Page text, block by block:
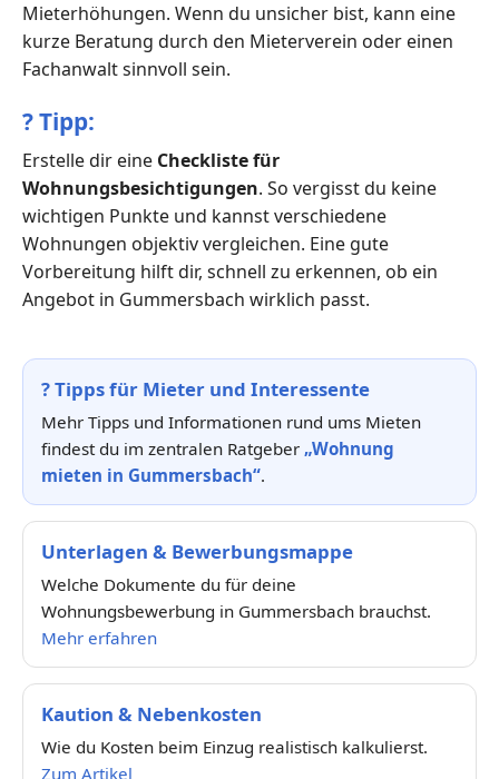
Mieterhöhungen. Wenn du unsicher bist, kann eine
kurze Beratung durch den Mieterverein oder einen
Fachanwalt sinnvoll sein.
?Tipp:
Erstelle dir eine Checkliste für
Wohnungsbesichtigungen. So vergisst du keine
wichtigen Punkte und kannst verschiedene
Wohnungen objektiv vergleichen. Eine gute
Vorbereitung hilft dir, schnell zu erkennen, ob ein
Angebot in Gummersbach wirklich passt.
?Tipps für Mieter und Interessente
Mehr Tipps und Informationen rund ums Mieten
findest du im zentralen Ratgeber „Wohnung
mieten in Gummersbach“.
Unterlagen & Bewerbungsmappe
Welche Dokumente du für deine
Wohnungsbewerbung in Gummersbach brauchst.
Mehr erfahren
Kaution & Nebenkosten
Wie du Kosten beim Einzug realistisch kalkulierst.
Zum Artikel